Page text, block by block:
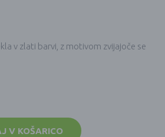
v zlati barvi, z motivom zvijajoče se
V KOŠARICO